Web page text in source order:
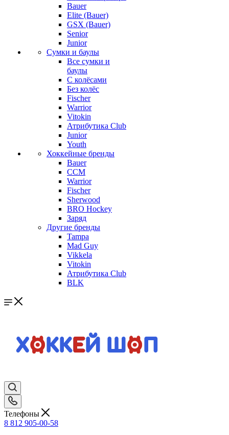
Bauer
Elite (Bauer)
GSX (Bauer)
Senior
Junior
Сумки и баулы
Все сумки и
баулы
С колёсами
Без колёс
Fischer
Warrior
Vitokin
Атрибутика Club
Junior
Youth
Хоккейные бренды
Bauer
CCM
Warrior
Fischer
Sherwood
BRO Hockey
Заряд
Другие бренды
Tampa
Mad Guy
Vikkela
Vitokin
Атрибутика Club
BLK
Телефоны
8 812 905-00-58